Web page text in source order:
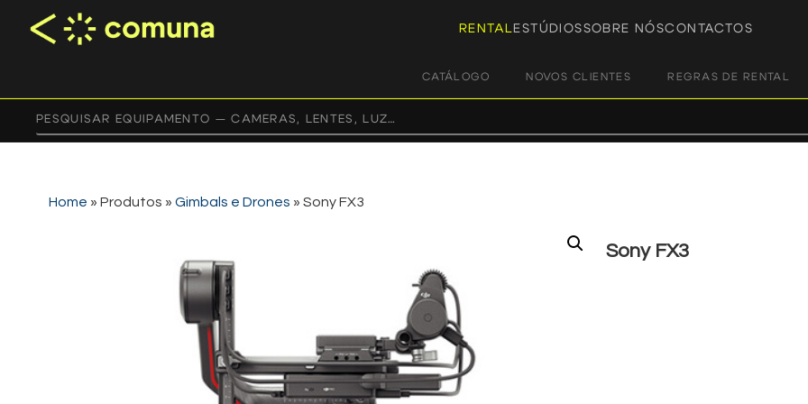
RENTAL ESTÚDIOSSOBRE NÓSCONTACTOS
CATÁLOGO NOVOS CLIENTES REGRAS DE RENTAL
Home » Produtos » Gimbals e Drones » Sony FX3
Sony FX3